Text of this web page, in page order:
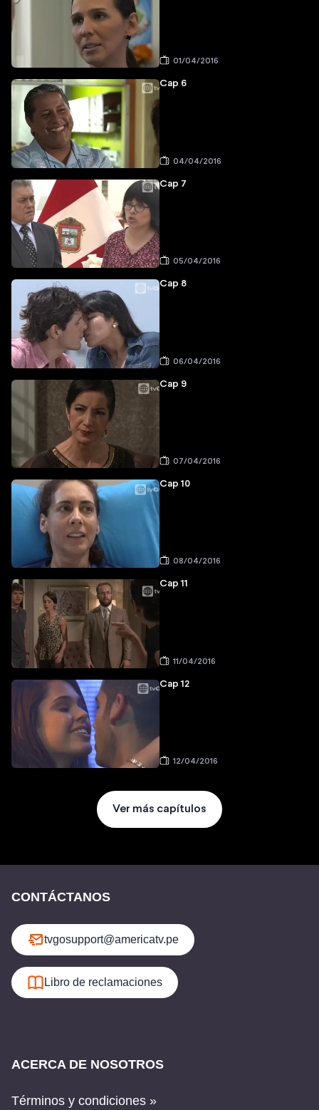
01/04/2016
Cap 6
04/04/2016
Cap 7
05/04/2016
Cap 8
06/04/2016
Cap 9
07/04/2016
Cap 10
08/04/2016
Cap 11
11/04/2016
Cap 12
12/04/2016
Ver más capítulos
CONTÁCTANOS
tvgosupport@americatv.pe
Libro de reclamaciones
ACERCA DE NOSOTROS
Términos y condiciones »